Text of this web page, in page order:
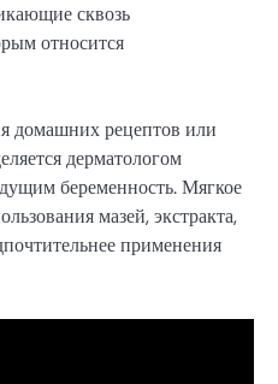
сквозь
относится
домашних рецептов или
дерматологом
беременность. Мягкое
мазей, экстракта,
применения